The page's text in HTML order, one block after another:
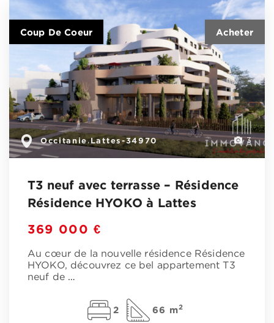
3
Occitanie,Lattes-34970
Coup De Coeur
T3 neuf avec terrasse – Résidence
Résidence HYOKO à Lattes
369 000 €
Au cœur de la nouvelle résidence Résidence
HYOKO, découvrez ce bel appartement T3
neuf de …
2 66 m2